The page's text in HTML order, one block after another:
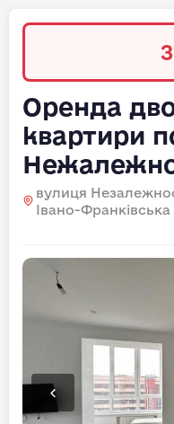
Оренда
квартири
вулиця
Івано-